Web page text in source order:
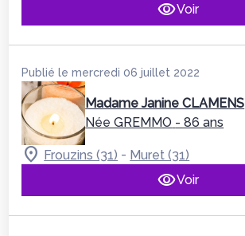
Voir
Publié le mercredi 06 juillet 2022
Madame Janine CLAMENS
Née GREMMO - 86 ans
Frouzins (31) - Muret (31)
Voir